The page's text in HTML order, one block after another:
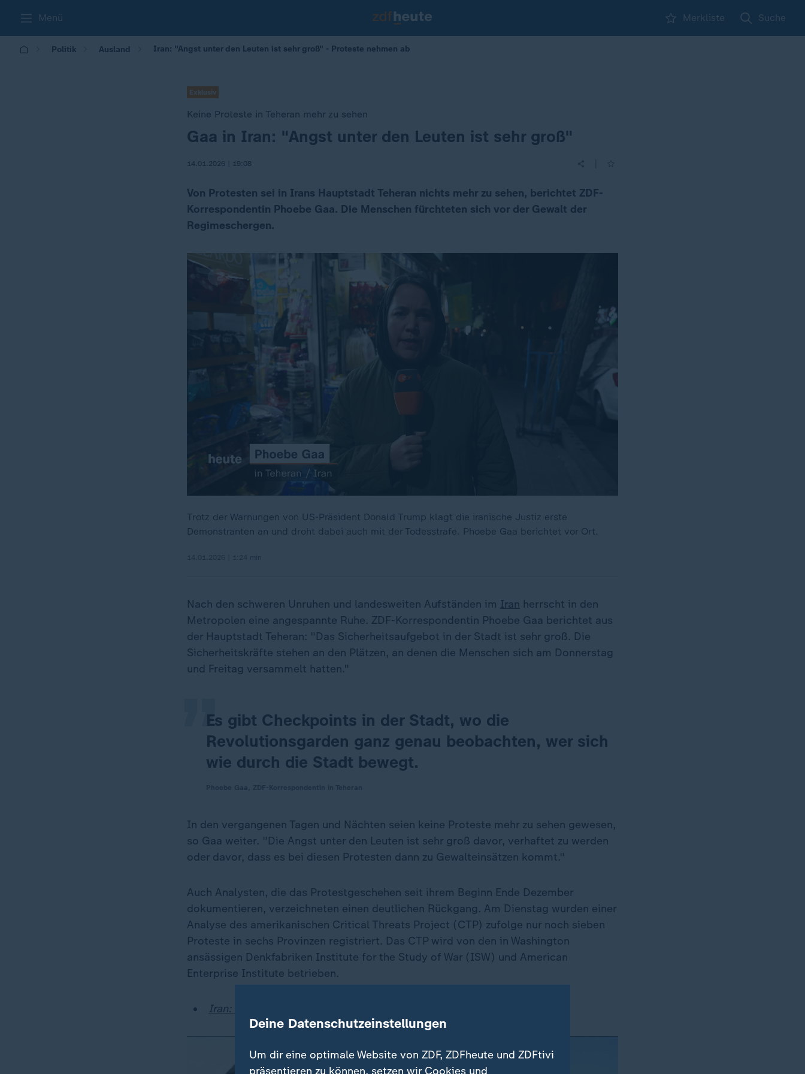
Menü Merkliste Suche
Politik Ausland Iran: "Angst unter den Leuten ist sehr groß" - Proteste nehmen ab
Exklusiv
Keine Proteste in Teheran mehr zu sehen
:
Gaa in Iran: "Angst unter den Leuten ist sehr groß"
14.01.2026 | 19:08
Von Protesten sei in Irans Hauptstadt Teheran nichts mehr zu sehen, berichtet ZDF-
Korrespondentin Phoebe Gaa. Die Menschen fürchteten sich vor der Gewalt der
Regimeschergen.
00:18 01:25
Trotz der Warnungen von US-Präsident Donald Trump klagt die iranische Justiz erste
Demonstranten an und droht dabei auch mit der Todesstrafe. Phoebe Gaa berichtet vor Ort.
Nach den schweren Unruhen und landesweiten Aufständen im Iran herrscht in den
Metropolen eine angespannte Ruhe. ZDF-Korrespondentin Phoebe Gaa berichtet aus
der Hauptstadt Teheran: "Das Sicherheitsaufgebot in der Stadt ist sehr groß. Die
Sicherheitskräfte stehen an den Plätzen, an denen die Menschen sich am Donnerstag
und Freitag versammelt hatten."
Es gibt Checkpoints in der Stadt, wo die
Revolutionsgarden ganz genau beobachten, wer sich
wie durch die Stadt bewegt.
„
In den vergangenen Tagen und Nächten seien keine Proteste mehr zu sehen gewesen,
so Gaa weiter. "Die Angst unter den Leuten ist sehr groß davor, verhaftet zu werden
oder davor, dass es bei diesen Protesten dann zu Gewalteinsätzen kommt."
Auch Analysten, die das Protestgeschehen seit ihrem Beginn Ende Dezember
dokumentieren, verzeichneten einen deutlichen Rückgang. Am Dienstag wurden einer
Analyse des amerikanischen Critical Threats Project (CTP) zufolge nur noch sieben
Proteste in sechs Provinzen registriert. Das CTP wird von den in Washington
ansässigen Denkfabriken Institute for the Study of War (ISW) und American
Enterprise Institute betrieben.
Iran: Diese Fakes gehen viral - so können Sie sie entlarven
Deine Datenschutzeinstellungen
Um dir eine optimale Website von ZDF, ZDFheute und ZDFtivi
präsentieren zu können, setzen wir Cookies und